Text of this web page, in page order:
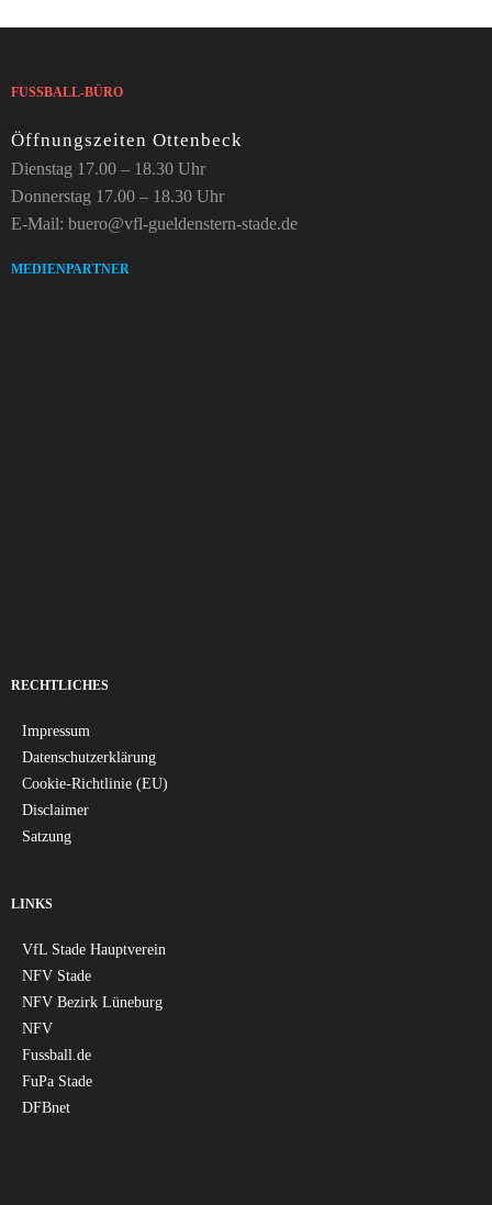
FUSSBALL-BÜRO
Öffnungszeiten Ottenbeck
Dienstag 17.00 – 18.30 Uhr
Donnerstag 17.00 – 18.30 Uhr
E-Mail: buero@vfl-gueldenstern-stade.de
MEDIENPARTNER
RECHTLICHES
Impressum
Datenschutzerklärung
Cookie-Richtlinie (EU)
Disclaimer
Satzung
LINKS
VfL Stade Hauptverein
NFV Stade
NFV Bezirk Lüneburg
NFV
Fussball.de
FuPa Stade
DFBnet